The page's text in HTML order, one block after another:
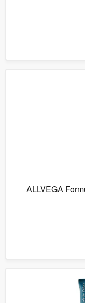
ALLVEGA